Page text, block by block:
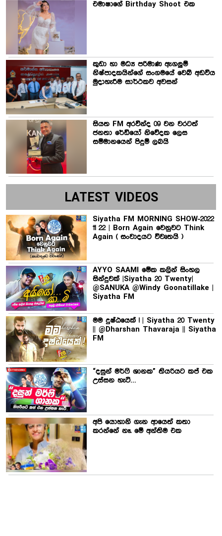
එමාෂාගේ Birthday Shoot එක
කුඩා හා මධ්‍ය පරිමාණ ඇගලුම්
නිෂ්පාදකයින්ගේ සංගමයේ වෙබ් අඩවිය
මුදාහැරීම සාර්ථකව අවසන්
සියත FM අරවින්ද 09 වන වරටත්
ජනතා රේඩියෝ නිවේදක ලෙස
සම්මානයෙන් පිදුම් ලබයි
LATEST VIDEOS
Siyatha FM MORNING SHOW-2022
11 22 | Born Again වෙනුවට Think
Again ( සංවාදයට විවෘතයි )
AYYO SAAMI මේක කලින් සිංහල
සින්දුවක් |Siyatha 20 Twenty|
@SANUKA @Windy Goonatillake |
Siyatha FM
මම දුෂ්ඨයෙක් ! | Siyatha 20 Twenty
|| @Dharshan Thavaraja || Siyatha
FM
“දසුන් මර්ෆි ශානක” තියරියට කප් එක
උස්සන හැටි…
අපි යොහානි ගැන ආයෙත් කතා
කරන්නේ නෑ. මේ අන්තිම එක